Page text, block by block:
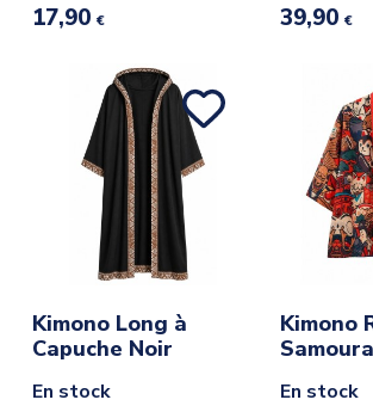
17,90 € 39,90 €
Kimono Long à
Capuche Noir
En stock
Kimono
En stock